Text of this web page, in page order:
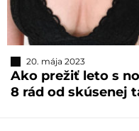
20. mája 2023
Ako prežiť leto s
8 rád od skúsenej